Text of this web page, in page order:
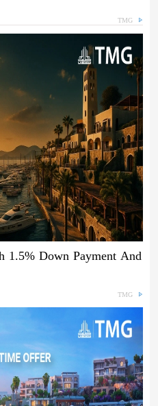
TMG
1.5% Down Payment And
TMG